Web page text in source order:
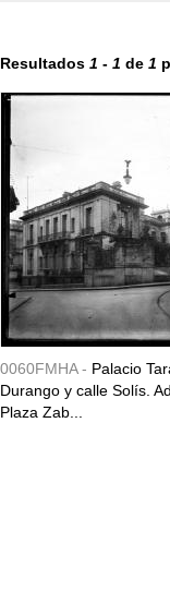
Resultados 1 - 1 de 1
0060FMHA - Palacio
Durango y calle Solís.
Plaza Zab...